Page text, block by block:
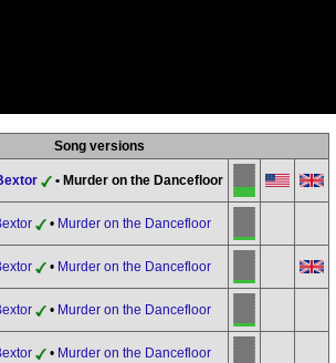
Song versions
• Murder on the Dancefloor
• Murder on the Dancefloor
• Murder on the Dancefloor
• Murder on the Dancefloor
• Murder on the Dancefloor